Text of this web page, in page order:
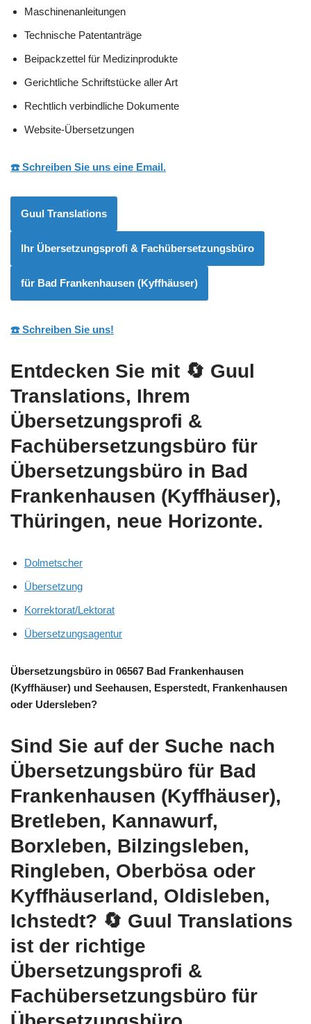
Maschinenanleitungen
Technische Patentanträge
Beipackzettel für Medizinprodukte
Gerichtliche Schriftstücke aller Art
Rechtlich verbindliche Dokumente
Website-Übersetzungen
☎️ Schreiben Sie uns eine Email.
Guul Translations
Ihr Übersetzungsprofi & Fachübersetzungsbüro
für Bad Frankenhausen (Kyffhäuser)
☎️ Schreiben Sie uns!
Entdecken Sie mit 🔄 Guul
Translations, Ihrem
Übersetzungsprofi &
Fachübersetzungsbüro für
Übersetzungsbüro in Bad
Frankenhausen (Kyffhäuser),
Thüringen, neue Horizonte.
Dolmetscher
Übersetzung
Korrektorat/Lektorat
Übersetzungsagentur
Übersetzungsbüro in 06567 Bad Frankenhausen
(Kyffhäuser) und Seehausen, Esperstedt, Frankenhausen
oder Udersleben?
Sind Sie auf der Suche nach
Übersetzungsbüro für Bad
Frankenhausen (Kyffhäuser),
Bretleben, Kannawurf,
Borxleben, Bilzingsleben,
Ringleben, Oberbösa oder
Kyffhäuserland, Oldisleben,
Ichstedt? 🔄 Guul Translations
ist der richtige
Übersetzungsprofi &
Fachübersetzungsbüro für